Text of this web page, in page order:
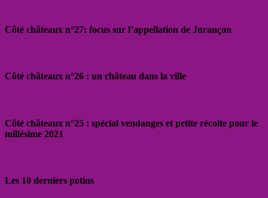
Côté châteaux n°27: focus sur l’appellation de Jurançon
Côté châteaux n°26 : un château dans la ville
Côté châteaux n°25 : spécial vendanges et petite récolte pour le
millésime 2021
Les 10 derniers potins